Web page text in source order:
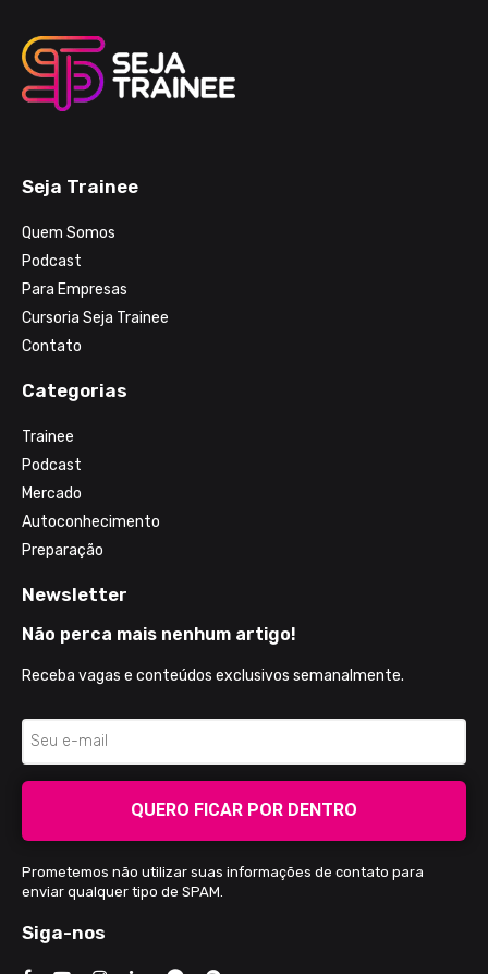
Seja Trainee
Quem Somos
Podcast
Para Empresas
Cursoria Seja Trainee
Contato
Categorias
Trainee
Podcast
Mercado
Autoconhecimento
Preparação
Newsletter
Não perca mais nenhum artigo!
Receba vagas e conteúdos exclusivos semanalmente.
QUERO FICAR POR DENTRO
Prometemos não utilizar suas informações de contato para
enviar qualquer tipo de SPAM.
Siga-nos